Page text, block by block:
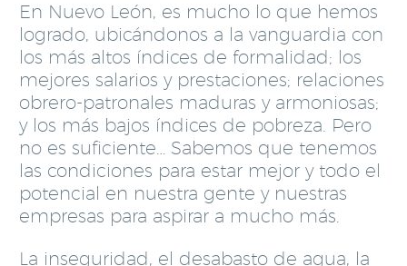
En Nuevo León, es mucho lo que hemos
logrado, ubicándonos a la vanguardia con
los más altos índices de formalidad; los
mejores salarios y prestaciones; relaciones
obrero-patronales maduras y armoniosas;
y los más bajos índices de pobreza. Pero
no es suficiente… Sabemos que tenemos
las condiciones para estar mejor y todo el
potencial en nuestra gente y nuestras
empresas para aspirar a mucho más.
La inseguridad, el desabasto de agua, la